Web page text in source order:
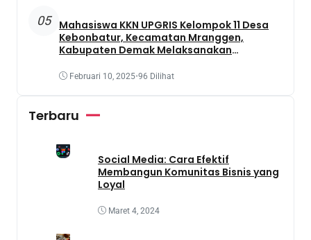
05
Mahasiswa KKN UPGRIS Kelompok 11 Desa
Kebonbatur, Kecamatan Mranggen,
Kabupaten Demak Melaksanakan
Memanfaatkan Lahan Yang Terbengkalai
Februari 10, 2025•96 Dilihat
Terbaru
Social Media: Cara Efektif
Membangun Komunitas Bisnis yang
Loyal
Maret 4, 2024